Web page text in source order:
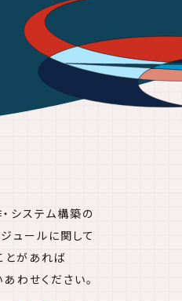
システム構築の
ュールに関して
とがあれば
わせください。